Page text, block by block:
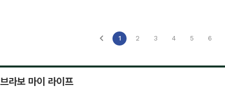
1 2 3 4 5 6
브라보 마이 라이프